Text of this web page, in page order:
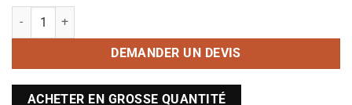
était :
31.99€.
est :
29.94€.
quantité de Dalles Travertin 40x60x3 Mix
DEMANDER UN DEVIS
ACHETER EN GROSSE QUANTITÉ